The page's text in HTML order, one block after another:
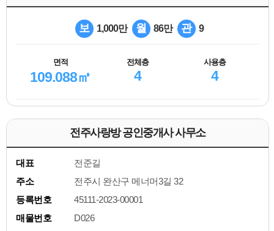
보 1,000만 월 86만 관 9
면적
109.088㎡
전체층
4
사용층
4
전주사랑방 공인중개사 사무소
대표
전준길
주소
전주시 완산구 메너머3길 32
등록번호
45111-2023-00001
매물번호
D026